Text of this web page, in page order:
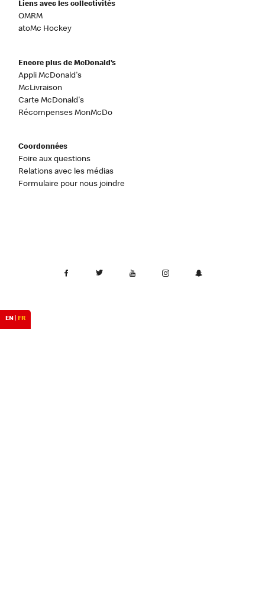
Liens avec les collectivités
OMRM
atoMc Hockey
Encore plus de McDonald’s
Appli McDonald's
McLivraison
Carte McDonald's
Récompenses MonMcDo
Coordonnées
Foire aux questions
Relations avec les médias
Formulaire pour nous joindre
EN| FR